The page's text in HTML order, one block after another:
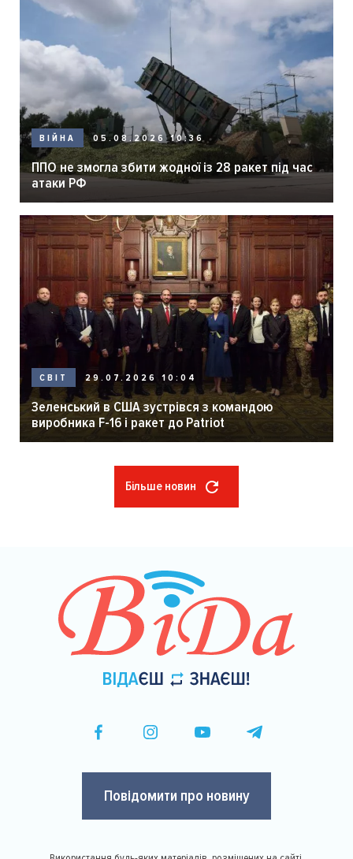
ВІЙНА 05.08.2026 10:36
ППО не змогла збити жодної із 28 ракет під час
атаки РФ
СВІТ 29.07.2026 10:04
Зеленський в США зустрівся з командою
виробника F-16 і ракет до Patriot
Більше новин
Повідомити про новину